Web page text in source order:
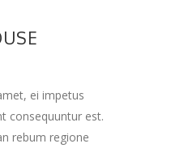
ei impetus
consequuntur est.
rebum regione